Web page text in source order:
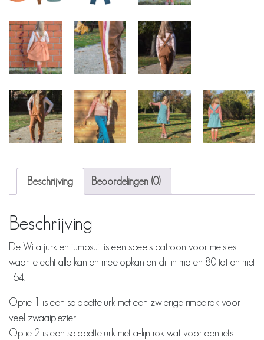
Beschrijving Beoordelingen (0)
Beschrijving
De Willa jurk en jumpsuit is een speels patroon voor meisjes
waar je echt alle kanten mee opkan en dit in maten 80 tot en met
164.
Optie 1 is een salopettejurk met een zwierige rimpelrok voor
veel zwaaiplezier.
Optie 2 is een salopettejurk met a-lijn rok wat voor een iets